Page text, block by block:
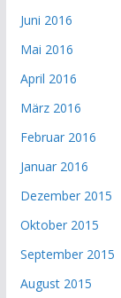
Juni 2016
Mai 2016
April 2016
März 2016
Februar 2016
Januar 2016
Dezember 2015
Oktober 2015
September 2015
August 2015